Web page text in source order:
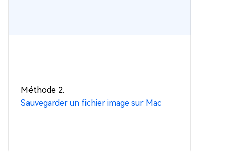
Méthode 2.
Sauvegarder un fichier image sur Mac